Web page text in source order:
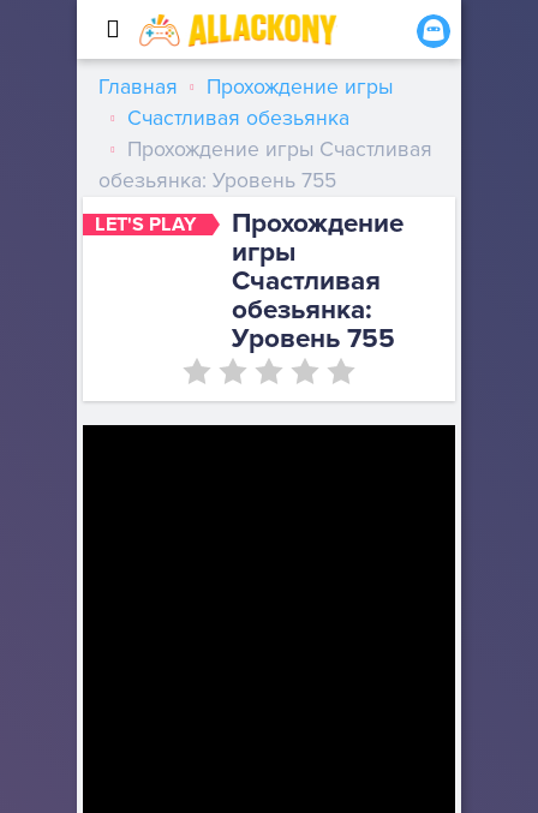
LET'S PLAY
Прохождение
игры
Счастливая
обезьянка:
Уровень 755
Главная
Прохождение игры
Счастливая обезьянка
Прохождение игры Счастливая
обезьянка: Уровень 755